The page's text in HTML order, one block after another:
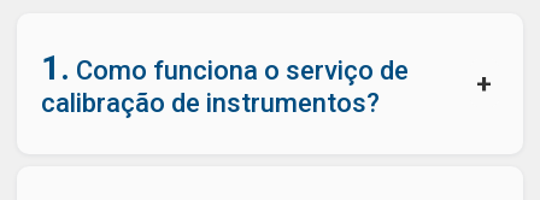
1. Como funciona o serviço de
calibração de instrumentos?
+